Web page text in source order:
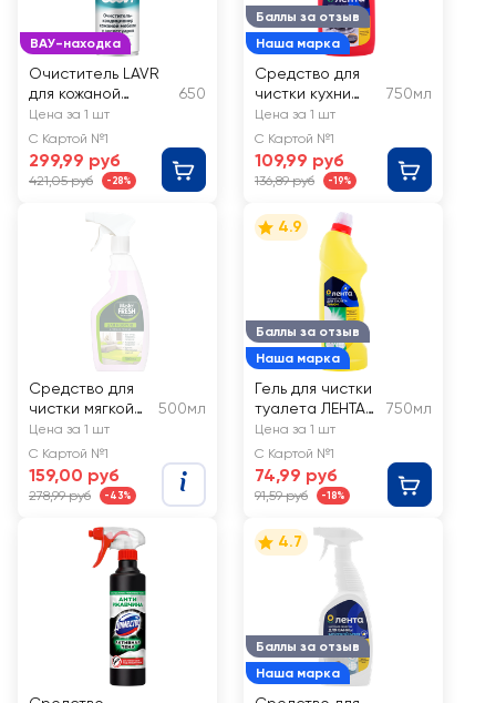
ВАУ-находка
Очиститель LAVR
для кожаной
мебели, обуви,
сумок, ремней,
Арт. 3247
650
Цена за 1 шт
С Картой №1
299,99 руб
421,05 руб -28%
Баллы за отзыв
Наша марка
Средство для
чистки кухни
ЛЕНТА Антижир
750мл
Цена за 1 шт
С Картой №1
109,99 руб
136,89 руб -19%
Средство для
чистки мягкой
мебели и
ковров MASTER
FRESH
500мл
Цена за 1 шт
С Картой №1
159,00 руб
278,99 руб -43%
Баллы за отзыв
Наша марка
4.9
Гель для чистки
туалета ЛЕНТА
Лимон
750мл
Цена за 1 шт
С Картой №1
74,99 руб
91,59 руб -18%
Баллы за отзыв
Наша марка
4.7